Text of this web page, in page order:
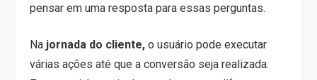
pensar em uma resposta para essas perguntas.
Na jornada do cliente, o usuário pode executar
várias ações até que a conversão seja realizada.